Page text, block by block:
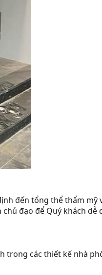
đến tổng thể thẩm mỹ
đạo để Quý khách
các thiết kế nhà